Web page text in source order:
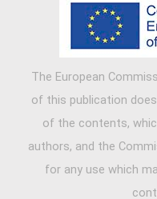
The European
of this publication
of the contents,
authors, and the
for any use which